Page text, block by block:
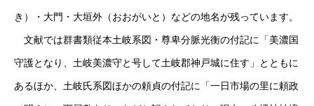
き）・大門・大垣外（おおがいと）などの地名が残っています。
文献では群書類従本土岐系図・尊卑分脈光衡の付記に「美濃国
守護となり、土岐美濃守と号して土岐郡神戸城に住す」とともに
あるほか、土岐氏系図ほかの頼貞の付記に「一日市場の里に頼政